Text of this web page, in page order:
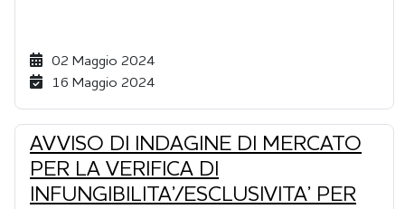
02 Maggio 2024
16 Maggio 2024
AVVISO DI INDAGINE DI MERCATO
PER LA VERIFICA DI
INFUNGIBILITA’/ESCLUSIVITA’ PER